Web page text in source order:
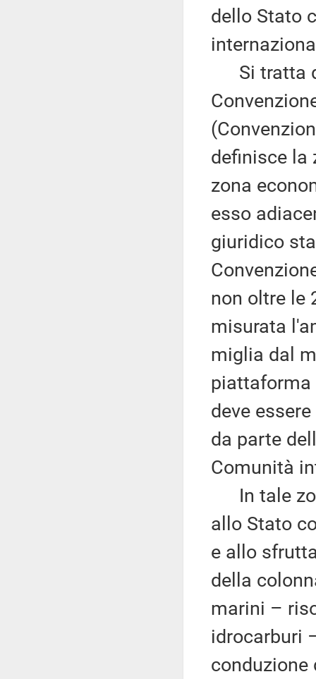
dello Stato
Si tratta
definisce la
zona
esso
giuridico
non oltre le
misurata
miglia dal
piattaforma
deve
da parte
Comunità
In tale
allo Stato
e allo
della
marini –
idrocarburi